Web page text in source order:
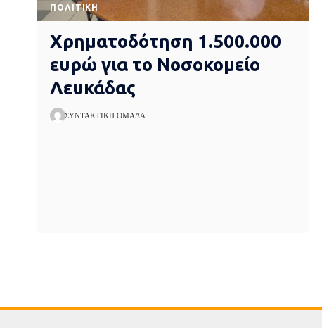
ΠΟΛΙΤΙΚΉ
Χρηματοδότηση 1.500.000
ευρώ για το Νοσοκομείο
Λευκάδας
ΣΥΝΤΑΚΤΙΚΉ ΟΜΆΔΑ